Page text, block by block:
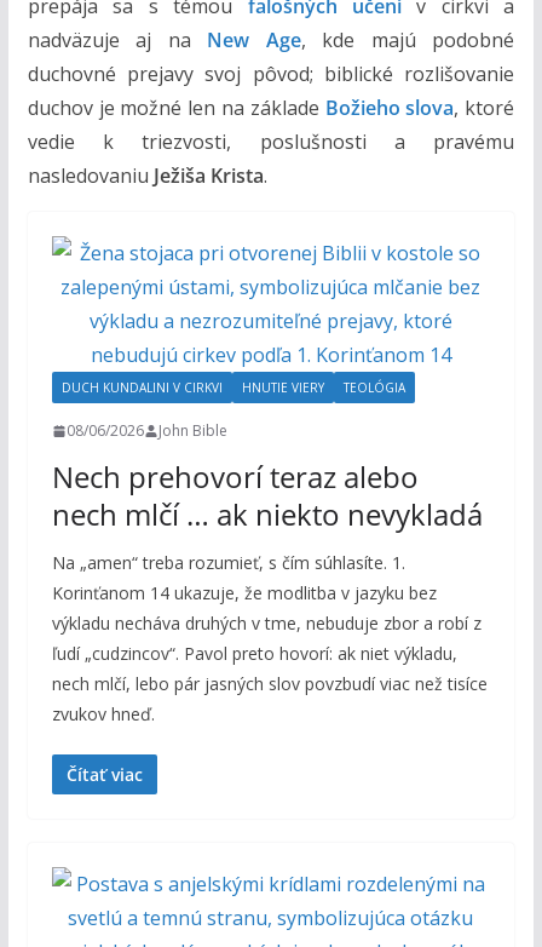
prepája sa s témou falošných učenív cirkvi a
nadväzuje aj na New Age, kde majú podobné
duchovné prejavy svoj pôvod; biblické rozlišovanie
duchov je možné len na základe Božieho slova, ktoré
vedie k triezvosti, poslušnosti a pravému
nasledovaniu Ježiša Krista.
DUCH KUNDALINI V CIRKVI HNUTIE VIERY TEOLÓGIA
08/06/2026 John Bible
Nech prehovorí teraz alebo
nech mlčí … ak niekto nevykladá
Na „amen“ treba rozumieť, s čím súhlasíte. 1.
Korinťanom 14 ukazuje, že modlitba v jazyku bez
výkladu necháva druhých v tme, nebuduje zbor a robí z
ľudí „cudzincov“. Pavol preto hovorí: ak niet výkladu,
nech mlčí, lebo pár jasných slov povzbudí viac než tisíce
zvukov hneď.
Čítať viac